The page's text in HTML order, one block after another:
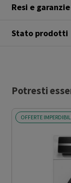
Resi e garanzie
Stato prodotti
Potresti
OFFERTE